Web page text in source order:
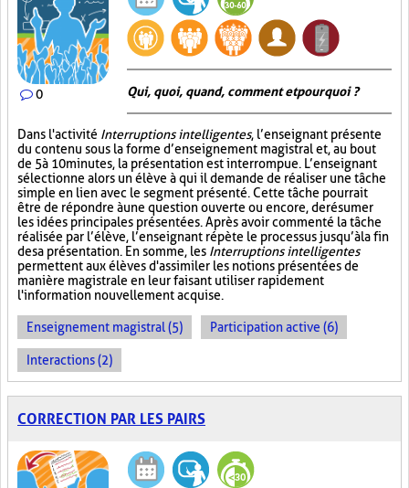
0 Qui, quoi, quand, comment et pourquoi ?
Dans l'activité Interruptions intelligentes, l’enseignant présente
du contenu sous la forme d’enseignement magistral et, au bout
de 5 à 10 minutes, la présentation est interrompue. L’enseignant
sélectionne alors un élève à qui il demande de réaliser une tâche
simple en lien avec le segment présenté. Cette tâche pourrait
être de répondre à une question ouverte ou encore, de résumer
les idées principales présentées. Après avoir commenté la tâche
réalisée par l’élève, l’enseignant répète le processus jusqu’à la fin
de sa présentation. En somme, les Interruptions intelligentes
permettent aux élèves d'assimiler les notions présentées de
manière magistrale en leur faisant utiliser rapidement
l'information nouvellement acquise.
Enseignement magistral (5) Participation active (6)
Interactions (2)
CORRECTION PAR LES PAIRS